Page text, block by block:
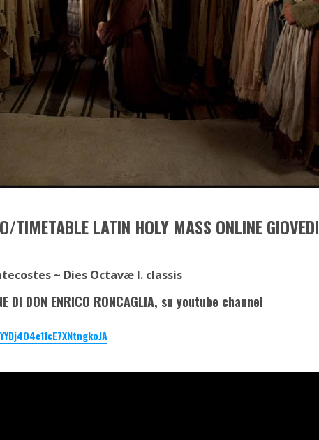
TIMETABLE LATIN HOLY MASS ONLINE GIOVEDI
~ Dies Octavæ I. classis
DI DON ENRICO RONCAGLIA, su youtube channel